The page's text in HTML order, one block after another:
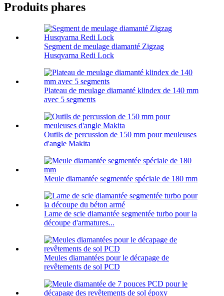
Produits phares
Segment de meulage diamanté Zigzag
Husqvarna Redi Lock
Plateau de meulage diamanté klindex de 140 mm
avec 5 segments
Outils de percussion de 150 mm pour meuleuses
d'angle Makita
Meule diamantée segmentée spéciale de 180 mm
Lame de scie diamantée segmentée turbo pour la
découpe d'armatures...
Meules diamantées pour le décapage de
revêtements de sol PCD